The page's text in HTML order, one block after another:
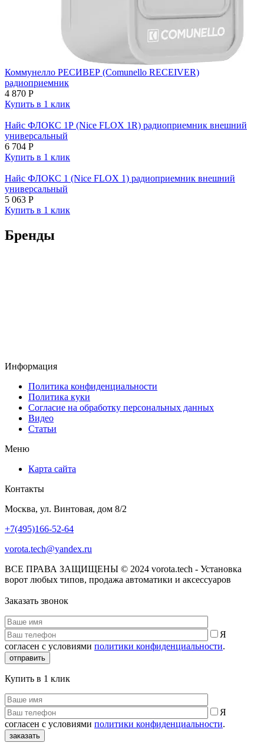
Коммунелло РЕСИВЕР (Comunello RECEIVER)
радиоприемник
4 870 Р
Купить в 1 клик
Найс ФЛОКС 1Р (Nice FLOX 1R) радиоприемник внешний
универсальный
6 704 Р
Купить в 1 клик
Найс ФЛОКС 1 (Nice FLOX 1) радиоприемник внешний
универсальный
5 063 Р
Купить в 1 клик
Бренды
Информация
Политика конфиденциальности
Политика куки
Согласие на обработку персональных данных
Видео
Статьи
Меню
Карта сайта
Контакты
Москва, ул. Винтовая, дом 8/2
+7(495)166-52-64
vorota.tech@yandex.ru
ВСЕ ПРАВА ЗАЩИЩЕНЫ © 2024 vorota.tech - Установка
ворот любых типов, продажа автоматики и аксессуаров
Заказать звонок
Я
согласен с условиями политики конфиденциальности.
отправить
Купить в 1 клик
Я
согласен с условиями политики конфиденциальности.
заказать